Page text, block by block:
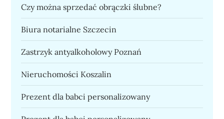
Czy można sprzedać obrączki ślubne?
Biura notarialne Szczecin
Zastrzyk antyalkoholowy Poznań
Nieruchomości Koszalin
Prezent dla babci personalizowany